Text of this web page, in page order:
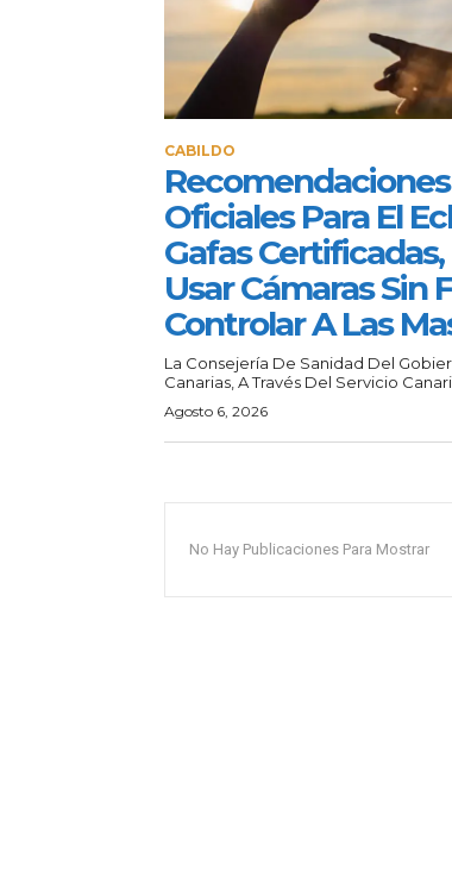
CABILDO
Recomendaciones
Oficiales Para El
Gafas Certificadas,
Usar Cámaras Sin
Controlar A Las
La Consejería De Sanidad Del
Canarias, A Través Del Servicio
Agosto 6, 2026
No Hay Publicaciones Para Mostrar